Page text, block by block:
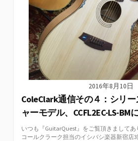
2016年8月10日
ColeClark通信その４：シリ
ャーモデル、CCFL2EC-LS-BM
いつも『GuitarQuest』をご覧頂きましてあ
コールクラーク担当のイシバシ楽器新宿店